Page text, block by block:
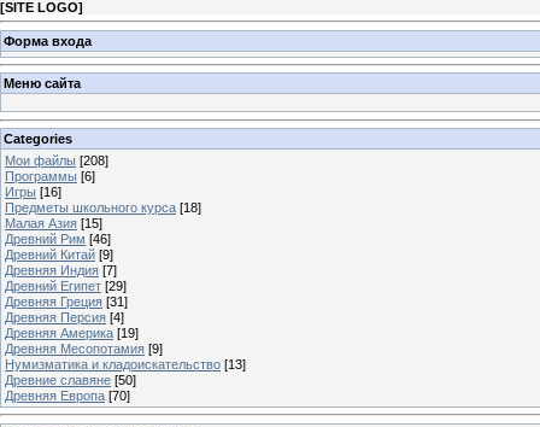
[SITE LOGO]
Форма входа
Меню сайта
Categories
Мои файлы [208]
Программы [6]
Игры [16]
Предметы школьного курса [18]
Малая Азия [15]
Древний Рим [46]
Древний Китай [9]
Древняя Индия [7]
Древний Египет [29]
Древняя Греция [31]
Древняя Персия [4]
Древняя Америка [19]
Древняя Месопотамия [9]
Нумизматика и кладоискательство [13]
Древние славяне [50]
Древняя Европа [70]